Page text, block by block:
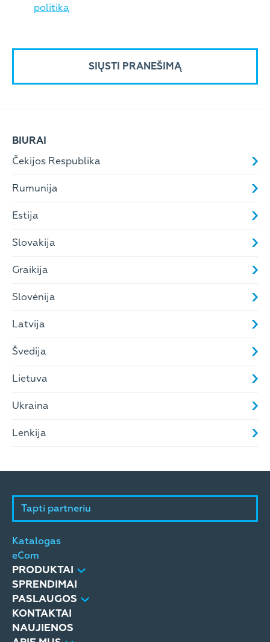
politiką
BIURAI
Čekijos Respublika
Rumunija
Estija
Slovakija
Graikija
Slovėnija
Latvija
Švedija
Lietuva
Ukraina
Lenkija
Tapti partneriu
Katalogas
eCom
PRODUKTAI
SPRENDIMAI
PASLAUGOS
KONTAKTAI
NAUJIENOS